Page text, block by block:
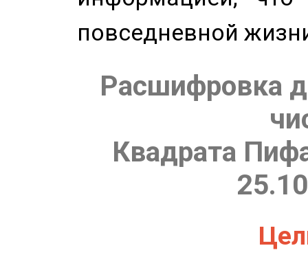
повседневной
Расшифровка
Квадрата